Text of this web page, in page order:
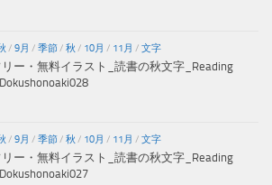
/ 9月 / 季節/ 秋 / 10月 / 11月 / 文字
ー・無料イラスト_読書の秋文字_Reading
/ 9月 / 季節/ 秋 / 10月 / 11月 / 文字
ー・無料イラスト_読書の秋文字_Reading